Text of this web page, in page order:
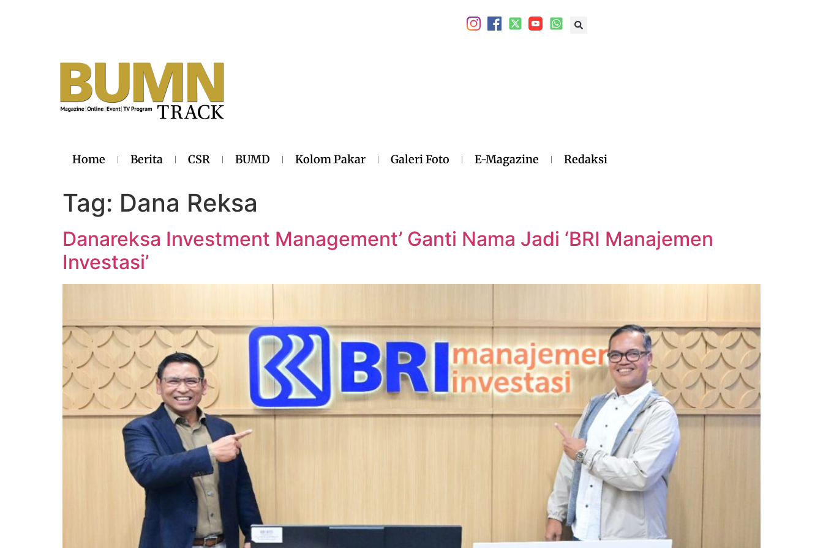
Home Berita CSR BUMD Kolom Pakar Galeri Foto E-Magazine Redaksi
Tag: Dana Reksa
Danareksa Investment Management’ Ganti Nama Jadi ‘BRI Manajemen
Investasi’